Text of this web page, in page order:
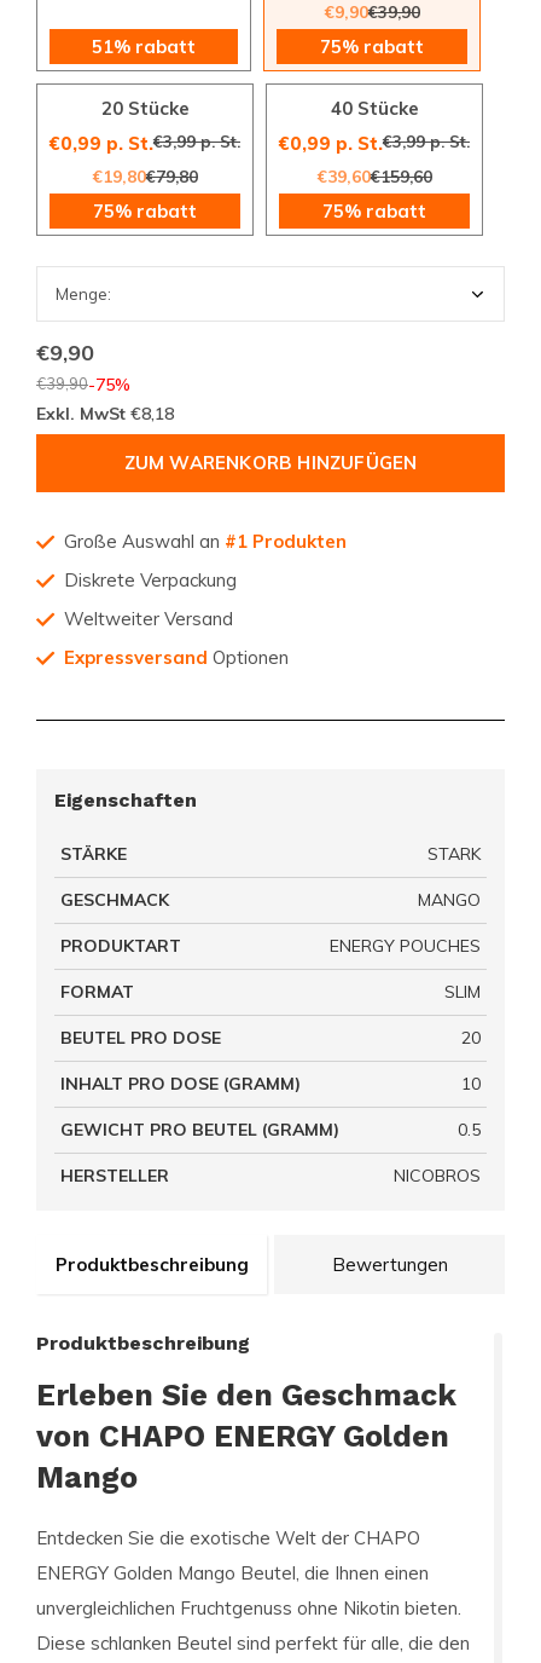
51% rabatt
€9,90€39,90
75% rabatt
20 Stücke
€0,99 p. St.€3,99 p. St.
€19,80€79,80
75% rabatt
40 Stücke
€0,99 p. St.€3,99 p. St.
€39,60€159,60
75% rabatt
€9,90
€39,90-75%
Exkl. MwSt €8,18
ZUM WARENKORB HINZUFÜGEN
Große Auswahl an #1 Produkten
Diskrete Verpackung
Weltweiter Versand
Expressversand Optionen
Produktbeschreibung Bewertungen
Produktbeschreibung
Erleben Sie den Geschmack
von CHAPO ENERGY Golden
Mango
Entdecken Sie die exotische Welt der CHAPO
ENERGY Golden Mango Beutel, die Ihnen einen
unvergleichlichen Fruchtgenuss ohne Nikotin bieten.
Diese schlanken Beutel sind perfekt für alle, die den
Eigenschaften
STÄRKE STARK
GESCHMACK MANGO
PRODUKTART ENERGY POUCHES
FORMAT SLIM
BEUTEL PRO DOSE 20
INHALT PRO DOSE (GRAMM) 10
GEWICHT PRO BEUTEL (GRAMM) 0.5
HERSTELLER NICOBROS